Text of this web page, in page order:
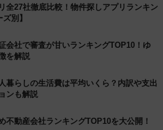
全27社徹底比較！物件探しアプリランキン
別】
会社で審査が甘いランキングTOP10！ゆ
を解説
暮らしの生活費は平均いくら？内訳や支出
ンも解説
不動産会社ランキングTOP10を大公開！